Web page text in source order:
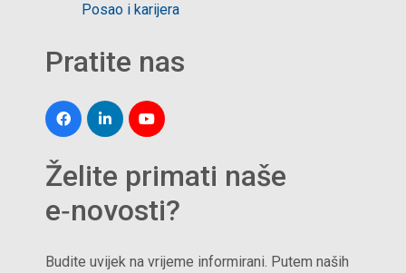
Posao i karijera
Pratite nas
Želite primati naše
e‑novosti?
Budite uvijek na vrijeme informirani. Putem naših